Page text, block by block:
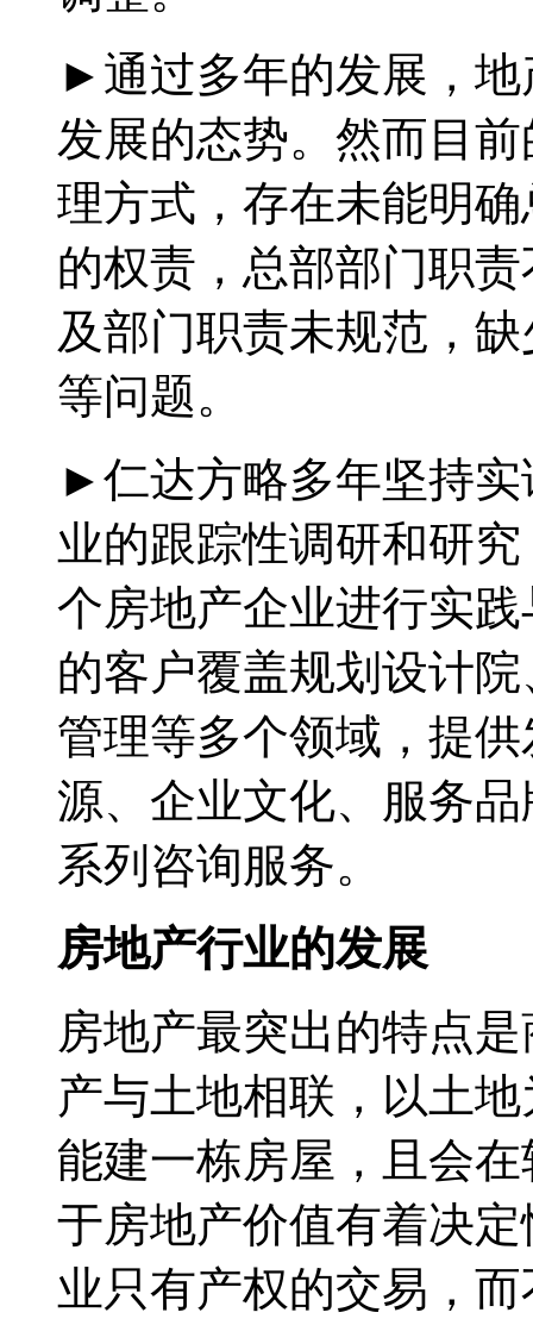
►通过多年的发展，
发展的态势。然而目
理方式，存在未能明
的权责，总部部门职
及部门职责未规范，
等问题。
►仁达方略多年坚持
业的跟踪性调研和研
个房地产企业进行实
的客户覆盖规划设计
管理等多个领域，提
源、企业文化、服务
系列咨询服务。
房地产行业的发展
房地产最突出的特点
产与土地相联，以土
能建一栋房屋，且会
于房地产价值有着决
业只有产权的交易，